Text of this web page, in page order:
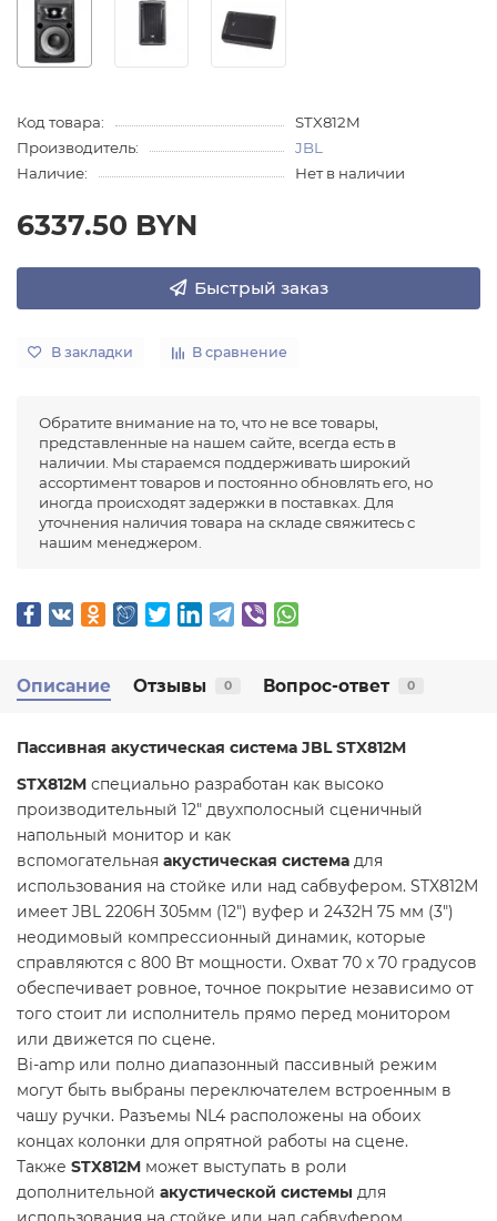
Код товара:
STX812M
Производитель:
JBL
Наличие:
Нет в наличии
6337.50 BYN
Быстрый заказ
В закладки В сравнение
Обратите внимание на то, что не все товары,
представленные на нашем сайте, всегда есть в
наличии. Мы стараемся поддерживать широкий
ассортимент товаров и постоянно обновлять его, но
иногда происходят задержки в поставках. Для
уточнения наличия товара на складе свяжитесь с
нашим менеджером.
Описание Отзывы 0 Вопрос-ответ 0
Пассивная акустическая система JBL STX812M
STX812M специально разработан как высоко
производительный 12" двухполосный сценичный
напольный монитор и как
вспомогательная акустическая система для
использования на стойке или над сабвуфером. STX812M
имеет JBL 2206H 305мм (12") вуфер и 2432H 75 мм (3")
неодимовый компрессионный динамик, которые
справляются с 800 Вт мощности. Охват 70 х 70 градусов
обеспечивает ровное, точное покрытие независимо от
того стоит ли исполнитель прямо перед монитором
или движется по сцене.
Bi-amp или полно диапазонный пассивный режим
могут быть выбраны переключателем встроенным в
чашу ручки. Разъемы NL4 расположены на обоих
концах колонки для опрятной работы на сцене.
Также STX812M может выступать в роли
дополнительной акустической системы для